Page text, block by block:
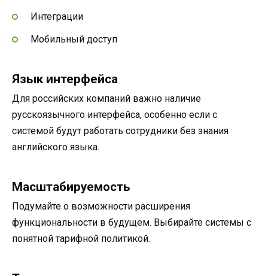
Интеграции
Мобильный доступ
Язык интерфейса
Для российских компаний важно наличие
русскоязычного интерфейса, особенно если с
системой будут работать сотрудники без знания
английского языка.
Масштабируемость
Подумайте о возможности расширения
функциональности в будущем. Выбирайте системы с
понятной тарифной политикой.